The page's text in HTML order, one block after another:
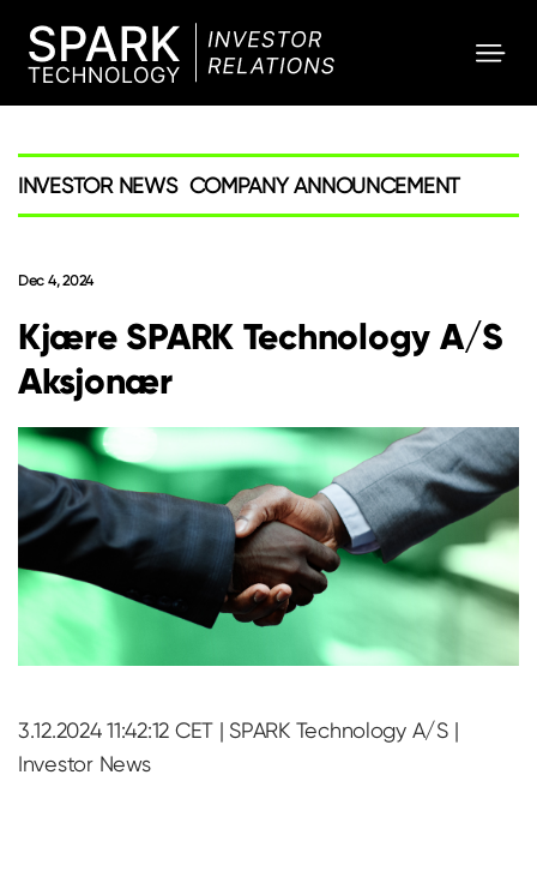
INVESTOR NEWS COMPANY ANNOUNCEMENT
Dec 4, 2024
Kjære SPARK Technology A/S
Aksjonær
3.12.2024 11:42:12 CET | SPARK Technology A/S |
Investor News